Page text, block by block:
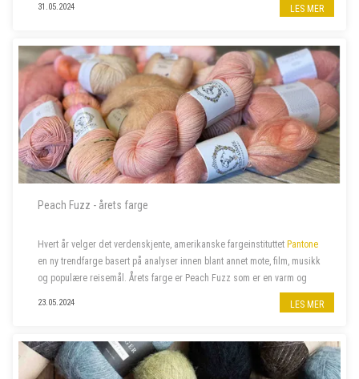
31.05.2024 LES MER
Peach Fuzz - årets farge
Hvert år velger det verdenskjente, amerikanske fargeinstituttet Pantone
en ny trendfarge basert på analyser innen blant annet mote, film, musikk
og populære reisemål. Årets farge er Peach Fuzz som er en varm og
velkommen farge som beriker sinn, kropp og sjel. Naturligvi...
23.05.2024 LES MER